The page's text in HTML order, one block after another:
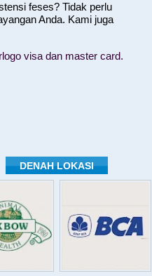
feses? Tidak perlu
Anda. Kami juga
visa dan master card.
DENAH LOKASI